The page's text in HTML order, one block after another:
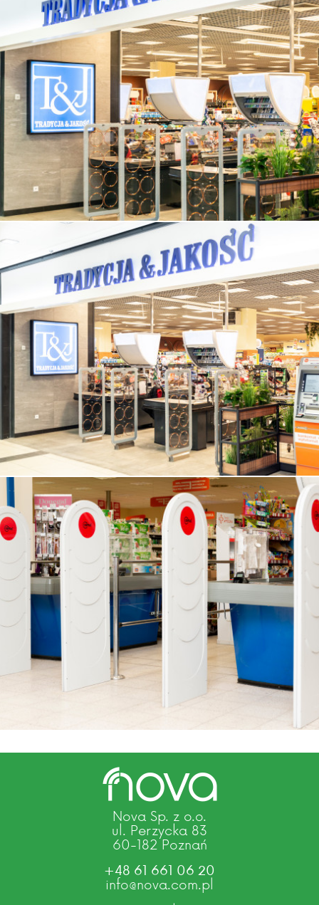
Nova Sp. z o.o.
ul. Perzycka 83
60-182 Poznań
+48 61 661 06 20
info@nova.com.pl